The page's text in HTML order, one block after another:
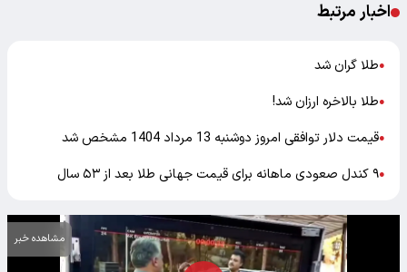
اخبار مرتبط
●طلا گران شد
●طلا بالاخره ارزان شد!
●قیمت دلار توافقی امروز دوشنبه 13 مرداد 1404 مشخص شد
●۹ کندل صعودی ماهانه برای قیمت جهانی طلا بعد از ۵۳ سال
مشاهده خبر